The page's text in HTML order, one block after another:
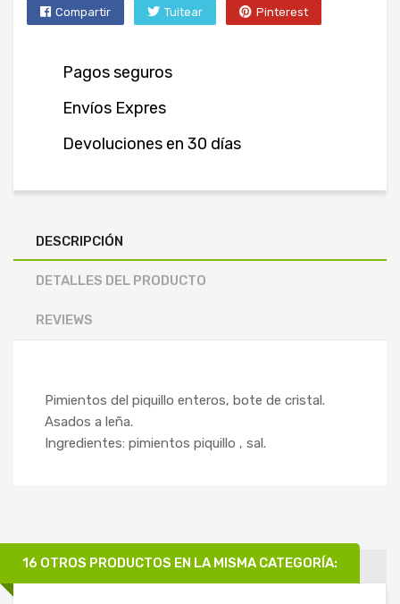
Compartir Tuitear Pinterest
Pagos seguros
Envíos Expres
Devoluciones en 30 días
DESCRIPCIÓN
DETALLES DEL PRODUCTO
REVIEWS
Pimientos del piquillo enteros, bote de cristal.
Asados a leña.
Ingredientes: pimientos piquillo , sal.
16 OTROS PRODUCTOS EN LA MISMA CATEGORÍA: